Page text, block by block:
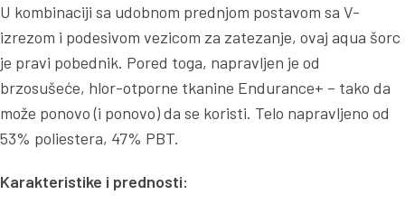
U kombinaciji sa udobnom prednjom postavom sa V-
izrezom i podesivom vezicom za zatezanje, ovaj aqua šorc
je pravi pobednik. Pored toga, napravljen je od
brzosušeće, hlor-otporne tkanine Endurance+ – tako da
može ponovo (i ponovo) da se koristi. Telo napravljeno od
53% poliestera, 47% PBT.
Karakteristike i prednosti: